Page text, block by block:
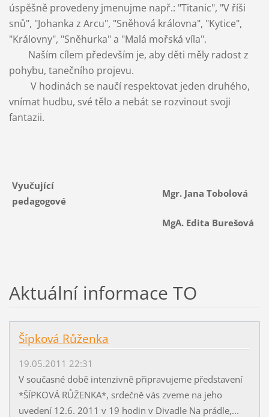
úspěšně provedeny jmenujme např.: "Titanic", "V říši
snů", "Johanka z Arcu", "Sněhová královna", "Kytice",
"Královny", "Sněhurka" a "Malá mořská víla".
Naším cílem především je, aby děti měly radost z
pohybu, tanečního projevu.
V hodinách se naučí respektovat jeden druhého,
vnímat hudbu, své tělo a nebát se rozvinout svoji
fantazii.
Vyučující
pedagogové
Mgr. Jana Tobolová
MgA. Edita Burešová
Aktuální informace TO
Šípková Růženka
19.05.2011 22:31
V současné době intenzivně připravujeme představení
*ŠÍPKOVÁ RŮŽENKA*, srdečně vás zveme na jeho
uvedení 12.6. 2011 v 19 hodin v Divadle Na prádle,...